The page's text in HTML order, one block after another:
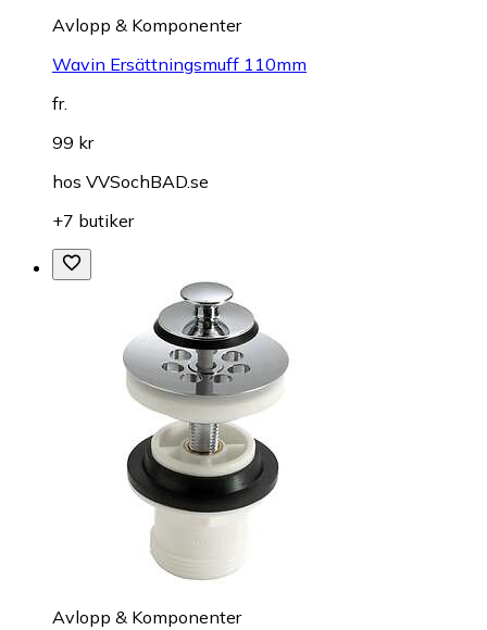
Avlopp & Komponenter
Wavin Ersättningsmuff 110mm
fr.
99 kr
hos VVSochBAD.se
+7 butiker
Avlopp & Komponenter